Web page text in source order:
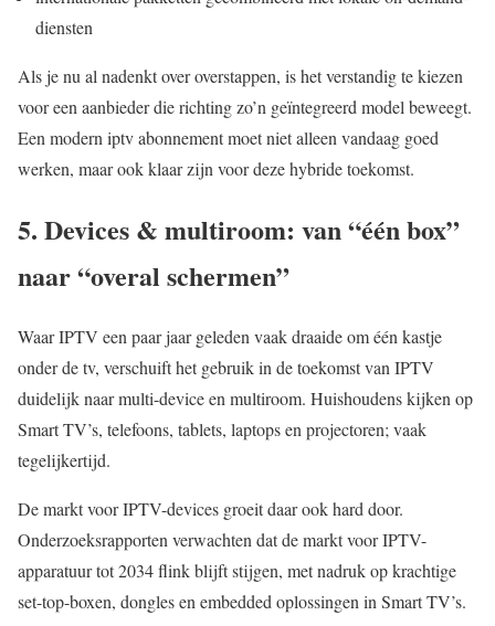
diensten
Als je nu al nadenkt over overstappen, is het verstandig te kiezen
voor een aanbieder die richting zo’n geïntegreerd model beweegt.
Een modern iptv abonnement moet niet alleen vandaag goed
werken, maar ook klaar zijn voor deze hybride toekomst.
5. Devices & multiroom: van “één box”
naar “overal schermen”
Waar IPTV een paar jaar geleden vaak draaide om één kastje
onder de tv, verschuift het gebruik in de toekomst van IPTV
duidelijk naar multi-device en multiroom. Huishoudens kijken op
Smart TV’s, telefoons, tablets, laptops en projectoren; vaak
tegelijkertijd.
De markt voor IPTV-devices groeit daar ook hard door.
Onderzoeksrapporten verwachten dat de markt voor IPTV-
apparatuur tot 2034 flink blijft stijgen, met nadruk op krachtige
set-top-boxen, dongles en embedded oplossingen in Smart TV’s.